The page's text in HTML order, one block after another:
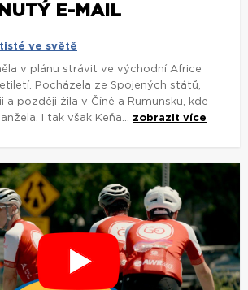
E-MAIL
ve světě
v plánu strávit ve východní Africe
Pocházela ze Spojených států,
a později žila v Číně a Rumunsku, kde
I tak však Keňa... zobrazit více